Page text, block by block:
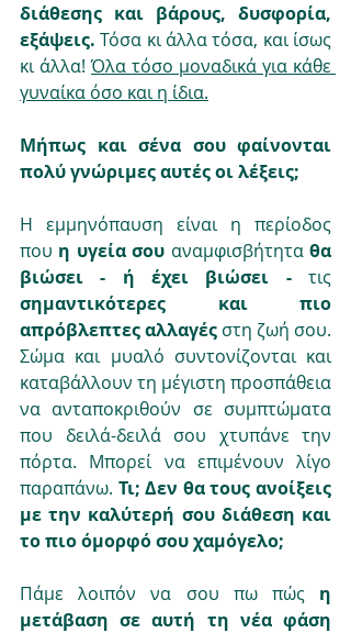
διάθεσης και βάρους, δυσφορία,
εξάψεις. Τόσα κι άλλα τόσα, και ίσως
κι άλλα! Όλα τόσο μοναδικά για κάθε
γυναίκα όσο και η ίδια.
Μήπως και σένα σου φαίνονται
πολύ γνώριμες αυτές οι λέξεις;
Η εμμηνόπαυση είναι η περίοδος
που η υγεία σου αναμφισβήτητα θα
βιώσει - ή έχει βιώσει -
σημαντικότερες και πιο
απρόβλεπτες αλλαγές στη ζωή σου.
Σώμα και μυαλό συντονίζονται και
καταβάλλουν τη μέγιστη προσπάθεια
να ανταποκριθούν σε συμπτώματα
που δειλά-δειλά σου χτυπάνε την
πόρτα. Μπορεί να επιμένουν λίγο
παραπάνω. Τι; Δεν θα τους ανοίξεις
με την καλύτερή σου διάθεση και
το πιο όμορφό σου χαμόγελο;
Πάμε λοιπόν να σου πω πώς η
μετάβαση σε αυτή τη νέα φάση